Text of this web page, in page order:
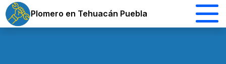
Plomero en Tehuacán Puebla